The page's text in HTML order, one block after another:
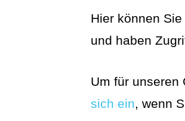
Hier können
und haben
Um für unseren
sich ein , wenn